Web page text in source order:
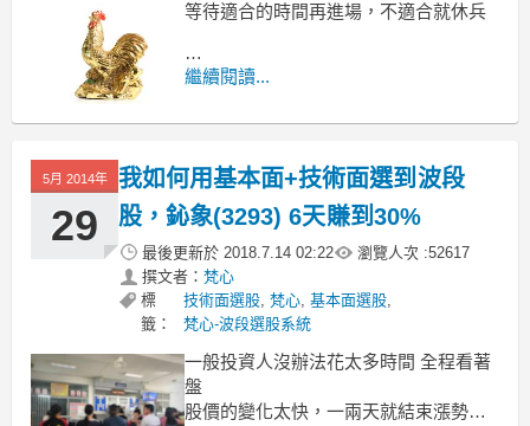
等待適合的時間再進場，不適合就休兵
孫武曰：「軍有所不擊，城有所不攻，
情做，不必勉強每天都要做，
繼續閱讀...
5月 2014年
29
我如何用基本面+技術面選到波段
股，鈊象(3293) 6天賺到30%
最後更新於 2018.7.14 02:22 瀏覽人次 :52617
撰文者： 梵心
標
籤：
技術面選股, 梵心, 基本面選股,
梵心-波段選股系統
一般投資人沒辦法花太多時間 全程看著
盤
股價的變化太快，一兩天就結束漲勢，